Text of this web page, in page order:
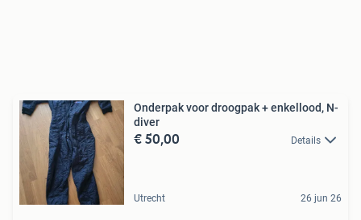
Onderpak voor droogpak + enkellood, N-
diver
€ 50,00 Details
Utrecht 26 jun 26